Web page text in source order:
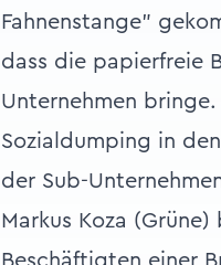
Fahnenstange"
dass die papierfreie
Unternehmen
Sozialdumping in
der Sub-
Markus Koza
Beschäftigten einer